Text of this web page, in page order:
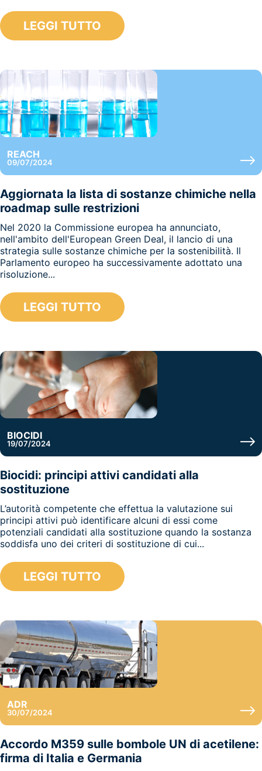
LEGGI TUTTO
REACH
09/07/2024
Aggiornata la lista di sostanze chimiche nella
roadmap sulle restrizioni
Nel 2020 la Commissione europea ha annunciato,
nell'ambito dell'European Green Deal, il lancio di una
strategia sulle sostanze chimiche per la sostenibilità. Il
Parlamento europeo ha successivamente adottato una
risoluzione...
LEGGI TUTTO
BIOCIDI
19/07/2024
Biocidi: principi attivi candidati alla
sostituzione
L’autorità competente che effettua la valutazione sui
principi attivi può identificare alcuni di essi come
potenziali candidati alla sostituzione quando la sostanza
soddisfa uno dei criteri di sostituzione di cui...
LEGGI TUTTO
ADR
30/07/2024
Accordo M359 sulle bombole UN di acetilene:
firma di Italia e Germania